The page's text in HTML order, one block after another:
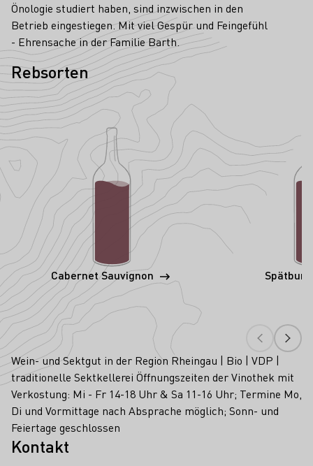
Önologie studiert haben, sind inzwischen in den
Betrieb eingestiegen. Mit viel Gespür und Feingefühl
- Ehrensache in der Familie Barth.
Rebsorten
Cabernet Sauvignon
Wein- und Sektgut in der Region Rheingau | Bio | VDP |
traditionelle Sektkellerei Öffnungszeiten der Vinothek mit
Verkostung: Mi - Fr 14-18 Uhr & Sa 11-16 Uhr; Termine Mo,
Di und Vormittage nach Absprache möglich; Sonn- und
Feiertage geschlossen
Kontakt